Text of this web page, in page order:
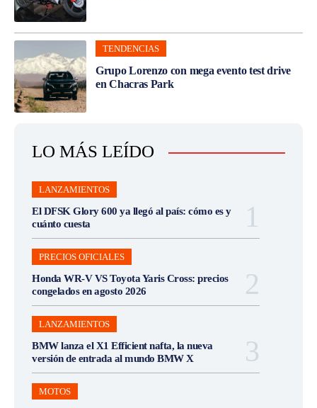
TENDENCIAS
Grupo Lorenzo con mega evento test drive
en Chacras Park
LO MÁS LEÍDO
LANZAMIENTOS
El DFSK Glory 600 ya llegó al país: cómo es y
cuánto cuesta
PRECIOS OFICIALES
Honda WR-V VS Toyota Yaris Cross: precios
congelados en agosto 2026
LANZAMIENTOS
BMW lanza el X1 Efficient nafta, la nueva
versión de entrada al mundo BMW X
MOTOS